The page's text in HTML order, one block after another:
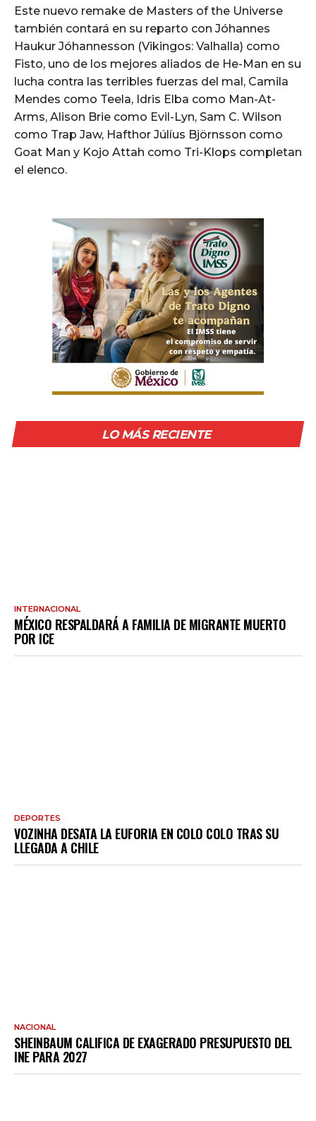
Este nuevo remake de Masters of the Universe
también contará en su reparto con Jóhannes
Haukur Jóhannesson (Vikingos: Valhalla) como
Fisto, uno de los mejores aliados de He-Man en su
lucha contra las terribles fuerzas del mal, Camila
Mendes como Teela, Idris Elba como Man-At-
Arms, Alison Brie como Evil-Lyn, Sam C. Wilson
como Trap Jaw, Hafthor Júlíus Björnsson como
Goat Man y Kojo Attah como Tri-Klops completan
el elenco.
LO MÁS RECIENTE
INTERNACIONAL
MÉXICO RESPALDARÁ A FAMILIA DE MIGRANTE MUERTO
POR ICE
DEPORTES
VOZINHA DESATA LA EUFORIA EN COLO COLO TRAS SU
LLEGADA A CHILE
NACIONAL
SHEINBAUM CALIFICA DE EXAGERADO PRESUPUESTO DEL
INE PARA 2027